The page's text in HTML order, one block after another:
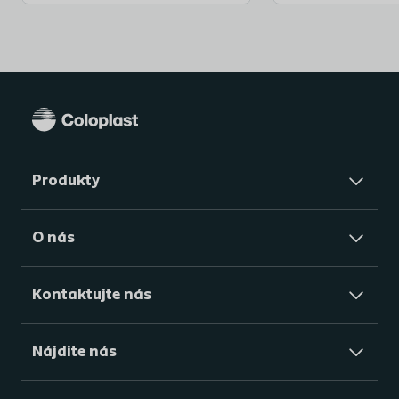
obmedzený.
Nurs 2001:10:325 -329.
Kľúčové prínosy
povlak.
Zdokonalený hydrofilný povlak pozostáva z troch
elementov:
zostáva homogénny
a rovnomerne rozložený počas zavedenia a odstránenia
Produkty
O nás
Kontaktujte nás
Nájdite nás